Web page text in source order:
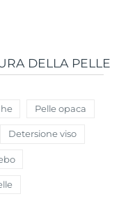
DELLA PELLE
Pelle opaca
Detersione viso
stimata8/11/26
stimata8/11/26
stimata8/15/26